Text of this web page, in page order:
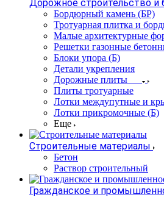
Дорожное строительство и
Бордюрный камень (БР)
Тротуарная плитка и
Малые архитектурные
Решетки газонные
Блоки упора (Б)
Детали укрепления
Дорожные плиты
Плиты тротуарные
Лотки междупутные и
Лотки прикромочные (Б)
Еще
Строительные материалы
Бетон
Раствор строительный
Гражданское и